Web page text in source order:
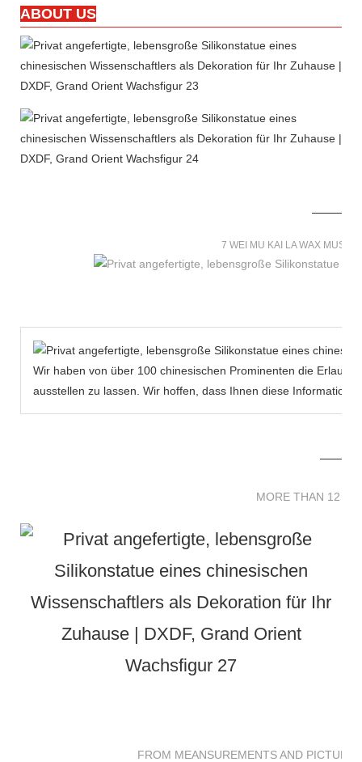
ABOUT US
7 WEI MU KAI LA WAX
Wir haben von über 100 chinesischen Prominenten die
ausstellen zu lassen. Wir hoffen, dass Ihnen diese Information
MORE THAN 12
FROM MEANSUREMENTS AND